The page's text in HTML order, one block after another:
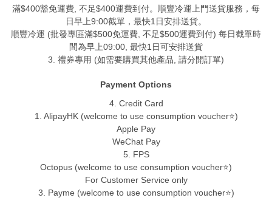
滿$400豁免運費, 不足$400運費到付。順豐冷運上門送貨服務，每
日早上9:00截單，最快1日安排送貨。
順豐冷運 (批發專區滿$500免運費, 不足$500運費到付) 每日截單時
間為早上09:00, 最快1日可安排送貨
3. 禮券專用 (如需要購買其他產品, 請分開訂單)
Payment Options
4. Credit Card
1. AlipayHK (welcome to use consumption voucher⭐)
Apple Pay
WeChat Pay
5. FPS
Octopus (welcome to use consumption voucher⭐)
For Customer Service only
3. Payme (welcome to use consumption voucher⭐)